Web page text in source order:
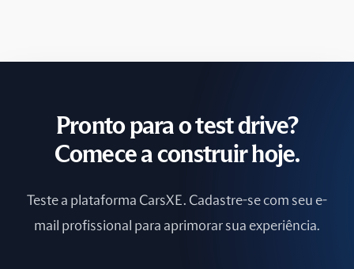
República Checa
Rússia
Pronto para o test drive?
Comece a construir hoje.
Teste a plataforma CarsXE. Cadastre-se com seu e-
mail profissional para aprimorar sua experiência.